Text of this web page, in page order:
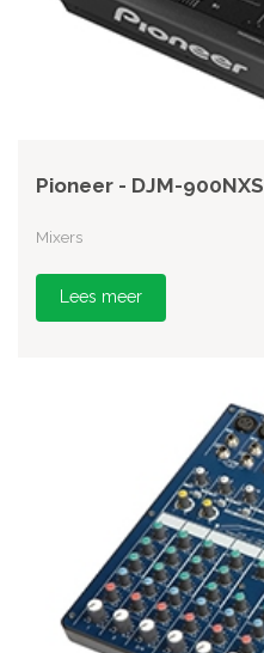
Pioneer - DJM-900NXS
Mixers
Lees meer